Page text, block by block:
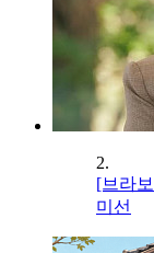
2.
[브라
미선